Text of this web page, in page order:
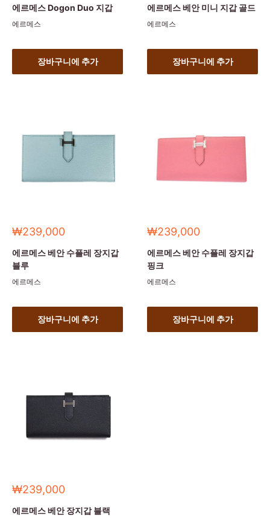
가
에르메스 Dogon Duo 지갑
에르메스
장바구니에 추가
가
에르메스 베안 미니 지갑 골드
에르메스
장바구니에 추가
세
가
₩239,000
에르메스 베안 수플레 장지갑
블루
에르메스
장바구니에 추가
세
가
₩239,000
에르메스 베안 수플레 장지갑
핑크
에르메스
장바구니에 추가
세
가
₩239,000
에르메스 베안 장지갑 블랙